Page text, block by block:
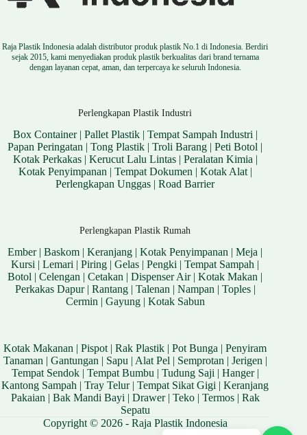
Raja Plastik Indonesia adalah distributor produk plastik No.1 di Indonesia. Berdiri
sejak 2015, kami menyediakan produk plastik berkualitas dari brand ternama
dengan layanan cepat, aman, dan terpercaya ke seluruh Indonesia.
Perlengkapan Plastik Industri
Box Container| Pallet Plastik| Tempat Sampah Industri |
Papan Peringatan |Tong Plastik |Troli Barang |Peti Botol |
Kotak Perkakas| Kerucut Lalu Lintas| Peralatan Kimia |
Kotak Penyimpanan | Tempat Dokumen | Kotak Alat|
Perlengkapan Unggas |Road Barrier
Perlengkapan Plastik Rumah
Ember|Baskom |Keranjang |Kotak Penyimpanan |Meja |
Kursi |Lemari |Piring |Gelas |Pengki |Tempat Sampah |
Botol |Celengan |Cetakan |Dispenser Air|Kotak Makan |
Perkakas Dapur| Rantang| Talenan| Nampan| Toples|
Cermin| Gayung| Kotak Sabun
Kotak Makanan |Pispot|Rak Plastik |Pot Bunga |Penyiram
Tanaman| Gantungan| Sapu| Alat Pel| Semprotan| Jerigen|
Tempat Sendok| Tempat Bumbu| Tudung Saji| Hanger|
Kantong Sampah |Tray Telur|Tempat Sikat Gigi |Keranjang
Pakaian| Bak Mandi Bayi| Drawer| Teko| Termos| Rak
Sepatu
Copyright © 2026 - Raja Plastik Indonesia